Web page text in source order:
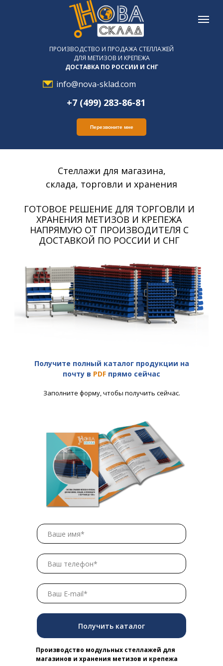
ПРОИЗВОДСТВО И ПРОДАЖА СТЕЛЛАЖЕЙ
ДЛЯ МЕТИЗОВ И КРЕПЕЖА
ДОСТАВКА ПО РОССИИ И СНГ
Перезвоните мне
info@nova-sklad.com
+7 (499) 283-86-81
ГОТОВОЕ РЕШЕНИЕ ДЛЯ ТОРГОВЛИ И
ХРАНЕНИЯ МЕТИЗОВ И КРЕПЕЖА
НАПРЯМУЮ ОТ ПРОИЗВОДИТЕЛЯ С
ДОСТАВКОЙ ПО РОССИИ И СНГ
Стеллажи для магазина,
склада, торговли и хранения
Получить каталог
Получите полный каталог продукции на
почту в PDF прямо сейчас
Заполните форму, чтобы получить сейчас.
Производство модульных стеллажей для
магазинов и хранения метизов и крепежа